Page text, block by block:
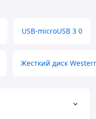
USB-microUSB 3 0
Жесткий диск